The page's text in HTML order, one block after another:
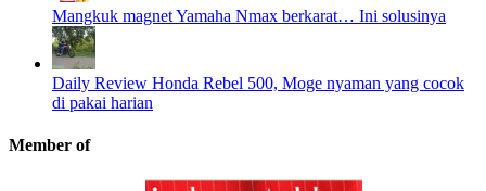
Mangkuk magnet Yamaha Nmax berkarat… Ini solusinya
Daily Review Honda Rebel 500, Moge nyaman yang cocok
di pakai harian
Member of